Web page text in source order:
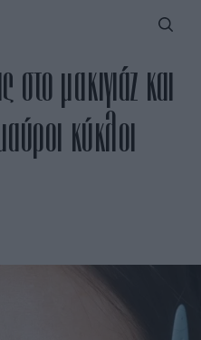
μακιγιάζ και
κύκλοι